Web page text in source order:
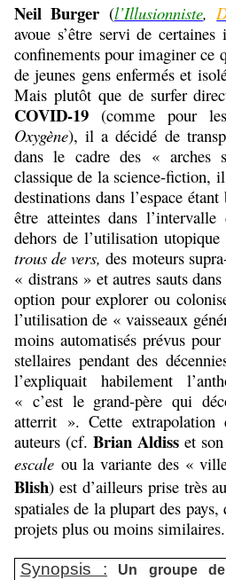
Neil Burger (l’Illusionniste,
avoue s’être servi de
confinements pour imaginer ce
de jeunes gens enfermés et
Mais plutôt que de surfer
COVID-19 (comme pour
Oxygène), il a décidé de
dans le cadre des « arches
classique de la science-fiction,
destinations dans l’espace
être atteintes dans
dehors de l’utilisation
trous de vers,des moteurs
« distrans » et autres sauts
option pour explorer ou
l’utilisation de « vaisseaux
moins automatisés prévus
stellaires pendant des
l’expliquait habilement
« c’est le grand-père qui
atterrit ». Cette extrapolation
auteurs (cf. Brian Aldiss et
escale ou la variante des «
Blish) est d’ailleurs prise très
spatiales de la plupart des
projets plus ou moins similaires.
Synopsis :
Un groupe